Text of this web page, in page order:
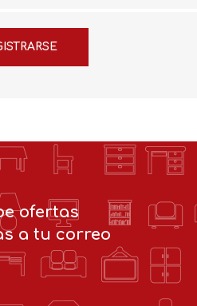
ofertas
a tu correo